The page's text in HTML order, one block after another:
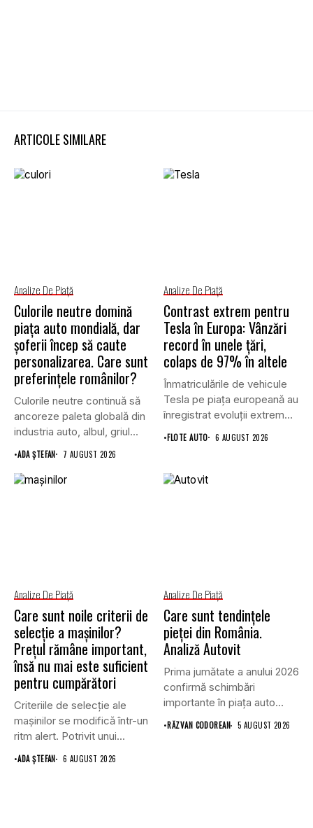
ARTICOLE SIMILARE
Analize De Piață
Culorile neutre domină
piața auto mondială, dar
șoferii încep să caute
personalizarea. Care sunt
preferințele românilor?
Culorile neutre continuă să
ancoreze paleta globală din
industria auto, albul, griul...
•ADA ȘTEFAN 7 AUGUST 2026
Analize De Piață
Contrast extrem pentru
Tesla în Europa: Vânzări
record în unele țări,
colaps de 97% în altele
Înmatriculările de vehicule
Tesla pe piața europeană au
înregistrat evoluții extrem
de...
•FLOTE AUTO 6 AUGUST 2026
Analize De Piață
Care sunt noile criterii de
selecție a mașinilor?
Prețul rămâne important,
însă nu mai este suficient
pentru cumpărători
Criteriile de selecție ale
mașinilor se modifică într-un
ritm alert. Potrivit unui...
•ADA ȘTEFAN 6 AUGUST 2026
Analize De Piață
Care sunt tendințele
pieței din România.
Analiză Autovit
Prima jumătate a anului 2026
confirmă schimbări
importante în piața auto
din...
•RĂZVAN CODOREAN 5 AUGUST 2026